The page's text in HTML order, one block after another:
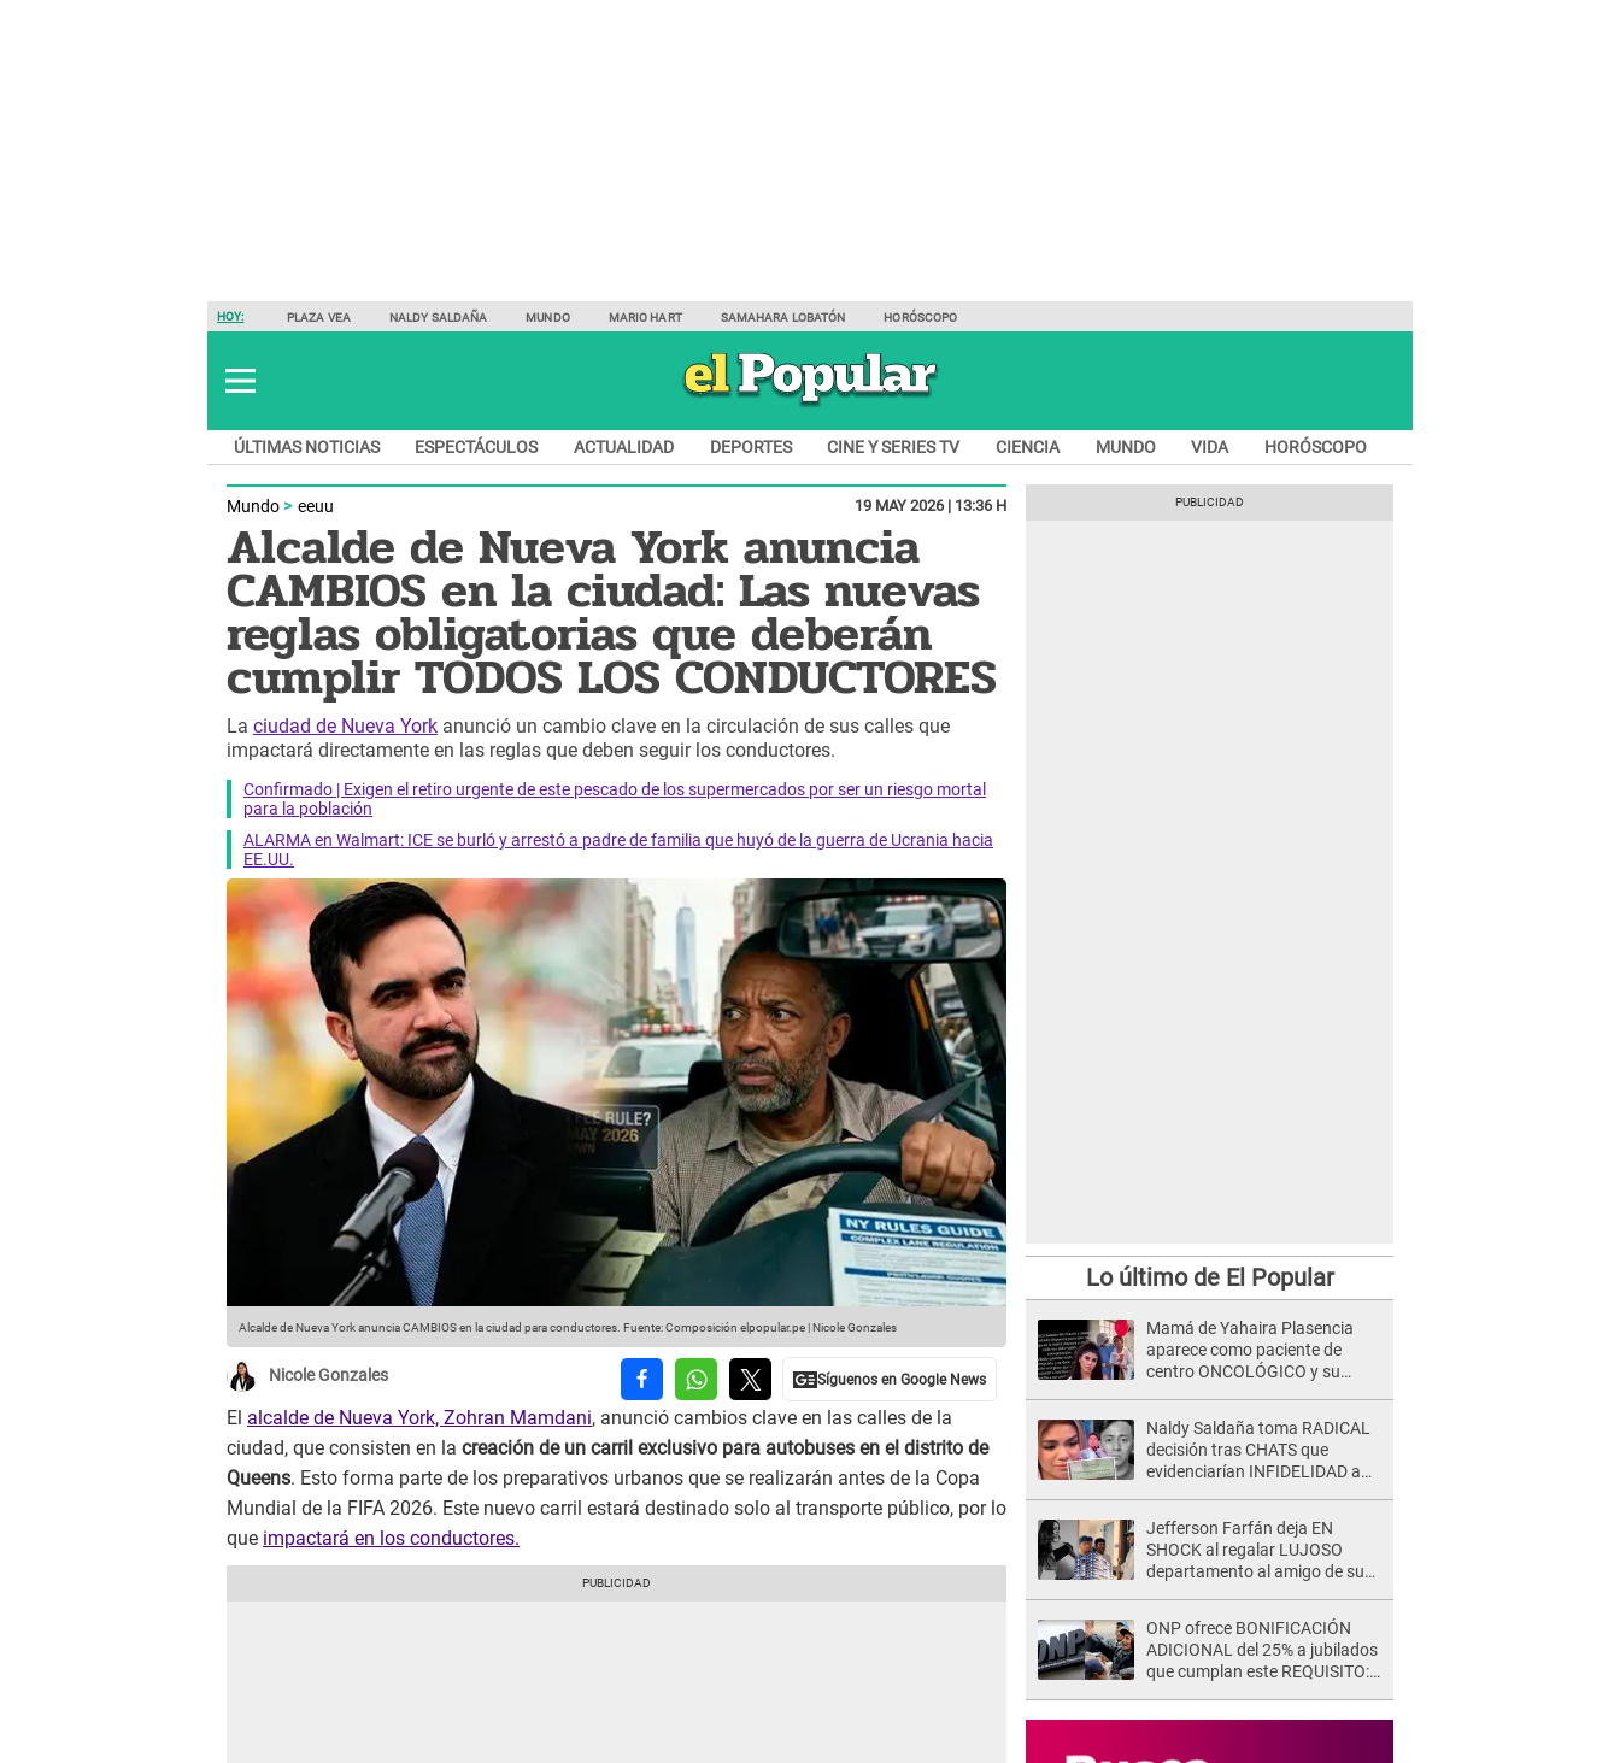
HOY: PLAZA VEA NALDY SALDAÑA MUNDO MARIO HART SAMAHARA LOBATÓN HORÓSCOPO
ÚLTIMAS NOTICIAS ESPECTÁCULOS ACTUALIDAD DEPORTES CINE Y SERIES TV CIENCIA MUNDO VIDA HORÓSCOPO
Mundo eeuu 19 MAY 2026 | 13:36 H
Alcalde de Nueva York anuncia
CAMBIOS en la ciudad: Las nuevas
reglas obligatorias que deberán
cumplir TODOS LOS CONDUCTORES
La ciudad de Nueva York anunció un cambio clave en la circulación de sus calles que
impactará directamente en las reglas que deben seguir los conductores.
Confirmado | Exigen el retiro urgente de este pescado de los supermercados por ser un riesgo mortal
para la población
ALARMA en Walmart: ICE se burló y arrestó a padre de familia que huyó de la guerra de Ucrania hacia
EE.UU.
Alcalde de Nueva York anuncia CAMBIOS en la ciudad para conductores. Fuente: Composición elpopular.pe | Nicole Gonzales
Nicole Gonzales
El alcalde de Nueva York, Zohran Mamdani, anunció cambios clave en las calles de la
ciudad, que consisten en la creación de un carril exclusivo para autobuses en el distrito de
Queens. Esto forma parte de los preparativos urbanos que se realizarán antes de la Copa
Mundial de la FIFA 2026. Este nuevo carril estará destinado solo al transporte público, por lo
que impactará en los conductores.
Lo último de El Popular
Mamá de Yahaira Plasencia
aparece como paciente de
centro ONCOLÓGICO y su
Naldy Saldaña toma RADICAL
decisión tras CHATS que
evidenciarían INFIDELIDAD a
Jefferson Farfán deja EN
SHOCK al regalar LUJOSO
departamento al amigo de su
ONP ofrece BONIFICACIÓN
ADICIONAL del 25% a jubilados
que cumplan este REQUISITO: